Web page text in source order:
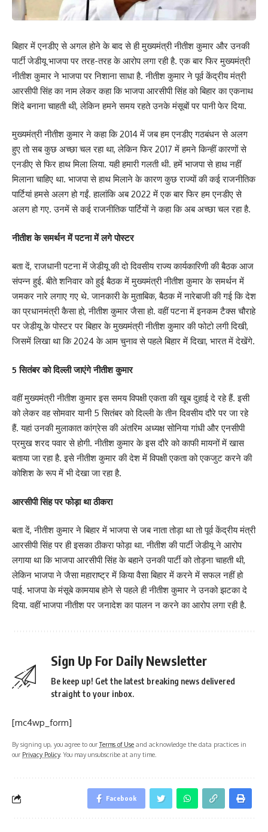
बिहार में एनडीए से अगल होने के बाद से ही मुख्यमंत्री नीतीश कुमार और उनकी
पार्टी जेडीयू भाजपा पर तरह-तरह के आरोप लगा रही है. एक बार फिर मुख्यमंत्री
नीतीश कुमार ने भाजपा पर निशाना साधा है. नीतीश कुमार ने पूर्व केंद्रीय मंत्री
आरसीपी सिंह का नाम लेकर कहा कि भाजपा आरसीपी सिंह को बिहार का एकनाथ
शिंदे बनाना चाहती थी, लेकिन हमने समय रहते उनके मंसूबों पर पानी फेर दिया.
मुख्यमंत्री नीतीश कुमार ने कहा कि 2014 में जब हम एनडीए गठबंधन से अलग
हुए तो सब कुछ अच्छा चल रहा था, लेकिन फिर 2017 में हमने किन्हीं कारणों से
एनडीए से फिर हाथ मिला लिया. यही हमारी गलती थी. हमें भाजपा से हाथ नहीं
मिलाना चाहिए था. भाजपा से हाथ मिलाने के कारण कुछ राज्यों की कई राजनीतिक
पार्टियां हमसे अलग हो गईं. हालांकि अब 2022 में एक बार फिर हम एनडीए से
अलग हो गए. उनमें से कई राजनीतिक पार्टियों ने कहा कि अब अच्छा चल रहा है.
नीतीश के समर्थन में पटना में लगे पोस्टर
बता दें, राजधानी पटना में जेडीयू की दो दिवसीय राज्य कार्यकारिणी की बैठक आज
संपन्न हुई. बीते शनिवार को हुई बैठक में मुख्यमंत्री नीतीश कुमार के समर्थन में
जमकर नारे लगाए गए थे. जानकारी के मुताबिक, बैठक में नारेबाजी की गई कि देश
का प्रधानमंत्री कैसा हो, नीतीश कुमार जैसा हो. वहीं पटना में इनकम टैक्स चौराहे
पर जेडीयू के पोस्टर पर बिहार के मुख्यमंत्री नीतीश कुमार की फोटो लगी दिखी,
जिसमें लिखा था कि 2024 के आम चुनाव से पहले बिहार में दिखा, भारत में देखेंगे.
5 सितंबर को दिल्ली जाएंगे नीतीश कुमार
वहीं मुख्यमंत्री नीतीश कुमार इस समय विपक्षी एकता की खूब दुहाई दे रहे हैं. इसी
को लेकर वह सोमवार यानी 5 सितंबर को दिल्ली के तीन दिवसीय दौरे पर जा रहे
हैं. यहां उनकी मुलाकात कांग्रेस की अंतरिम अध्यक्ष सोनिया गांधी और एनसीपी
प्रमुख शरद पवार से होगी. नीतीश कुमार के इस दौरे को काफी मायनों में खास
बताया जा रहा है. इसे नीतीश कुमार की देश में विपक्षी एकता को एकजुट करने की
कोशिश के रूप में भी देखा जा रहा है.
आरसीपी सिंह पर फोड़ा था ठीकरा
बता दें, नीतीश कुमार ने बिहार में भाजपा से जब नाता तोड़ा था तो पूर्व केंद्रीय मंत्री
आरसीपी सिंह पर ही इसका ठीकरा फोड़ा था. नीतीश की पार्टी जेडीयू ने आरोप
लगाया था कि भाजपा आरसीपी सिंह के बहाने उनकी पार्टी को तोड़ना चाहती थी,
लेकिन भाजपा ने जैसा महाराष्ट्र में किया वैसा बिहार में करने में सफल नहीं हो
पाई. भाजपा के मंसूबे कामयाब होने से पहले ही नीतीश कुमार ने उनको झटका दे
दिया. वहीं भाजपा नीतीश पर जनादेश का पालन न करने का आरोप लगा रही है.
Sign Up For Daily Newsletter
Be keep up! Get the latest breaking news delivered
straight to your inbox.
[mc4wp_form]
By signing up, you agree to ourTerms of Use and acknowledge the data practices in
our Privacy Policy. You may unsubscribe at any time.
Facebook